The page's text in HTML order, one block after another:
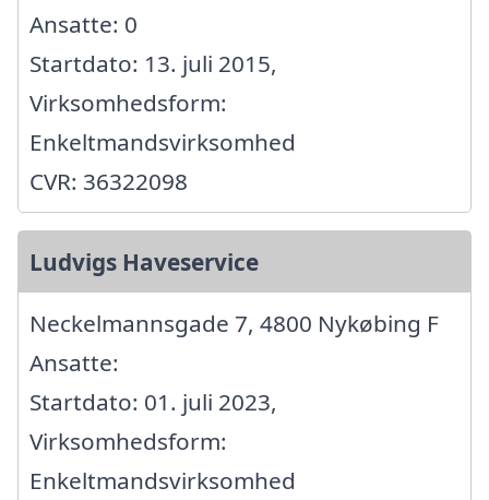
Ansatte: 0
Startdato: 13. juli 2015,
Virksomhedsform:
Enkeltmandsvirksomhed
CVR: 36322098
Ludvigs Haveservice
Neckelmannsgade 7, 4800 Nykøbing F
Ansatte:
Startdato: 01. juli 2023,
Virksomhedsform:
Enkeltmandsvirksomhed